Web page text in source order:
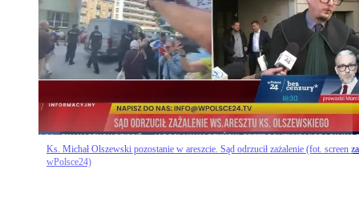
Ks. Michał Olszewski pozostanie w areszcie. Sąd odrzucił zażalenie (fot. screen za
wPolsce24)